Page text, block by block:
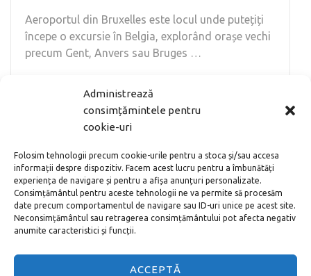
Administrează
consimțămintele pentru
cookie-uri
Folosim tehnologii precum cookie-urile pentru a stoca și/sau accesa
informații despre dispozitiv. Facem acest lucru pentru a îmbunătăți
experiența de navigare și pentru a afișa anunțuri personalizate.
Consimțământul pentru aceste tehnologii ne va permite să procesăm
date precum comportamentul de navigare sau ID-uri unice pe acest site.
Neconsimțământul sau retragerea consimțământului pot afecta negativ
anumite caracteristici și funcții.
ACCEPTĂ
Aeroportul din Bruxelles este locul unde putețiți
începe o excursie în Belgia, explorând orașe vechi
precum Gent, Anvers sau Bruges …
MAI DEPARTE
Noul aeroport din Istanbul – cum ajung în
centru
Cum cumperi bilete la Vatican online adică